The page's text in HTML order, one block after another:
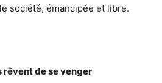
société, émancipée et libre.
rêvent de se venger